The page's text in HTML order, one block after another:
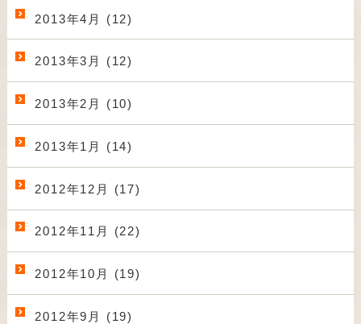
2013年4月 (12)
2013年3月 (12)
2013年2月 (10)
2013年1月 (14)
2012年12月 (17)
2012年11月 (22)
2012年10月 (19)
2012年9月 (19)